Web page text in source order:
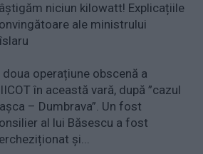
niciun kilowatt! Explicațiile
ale ministrului
doua operațiune obscenă a
în această vară, după ”cazul
– Dumbrava”. Un fost
al lui Băsescu a fost
și...